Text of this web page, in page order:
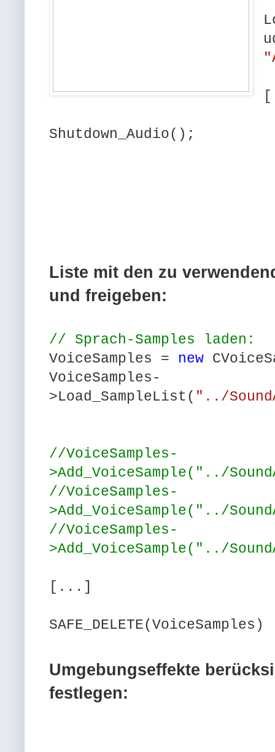
Shutdown_Audio();
Liste mit den zu
und freigeben:
// Sprach-Samples laden:
VoiceSamples = new
VoiceSamples-
>Load_SampleList( "../
//VoiceSamples-
>Add_VoiceSample("../
//VoiceSamples-
>Add_VoiceSample("../
//VoiceSamples-
>Add_VoiceSample("../
[...]
SAFE_DELETE(VoiceSamples)
Umgebungseffekte
festlegen: